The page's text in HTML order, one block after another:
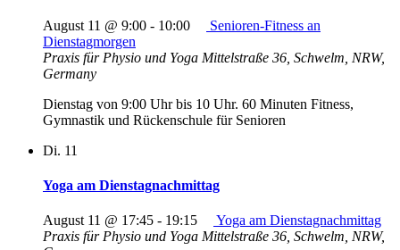
August 11 @ 9:00 - 10:00
Senioren-Fitness an
Dienstagmorgen
Praxis für Physio und Yoga Mittelstraße 36, Schwelm, NRW,
Germany
Dienstag von 9:00 Uhr bis 10 Uhr. 60 Minuten Fitness,
Gymnastik und Rückenschule für Senioren
Di. 11
Yoga am Dienstagnachmittag
August 11 @ 17:45 - 19:15
Yoga am Dienstagnachmittag
Praxis für Physio und Yoga Mittelstraße 36, Schwelm, NRW,